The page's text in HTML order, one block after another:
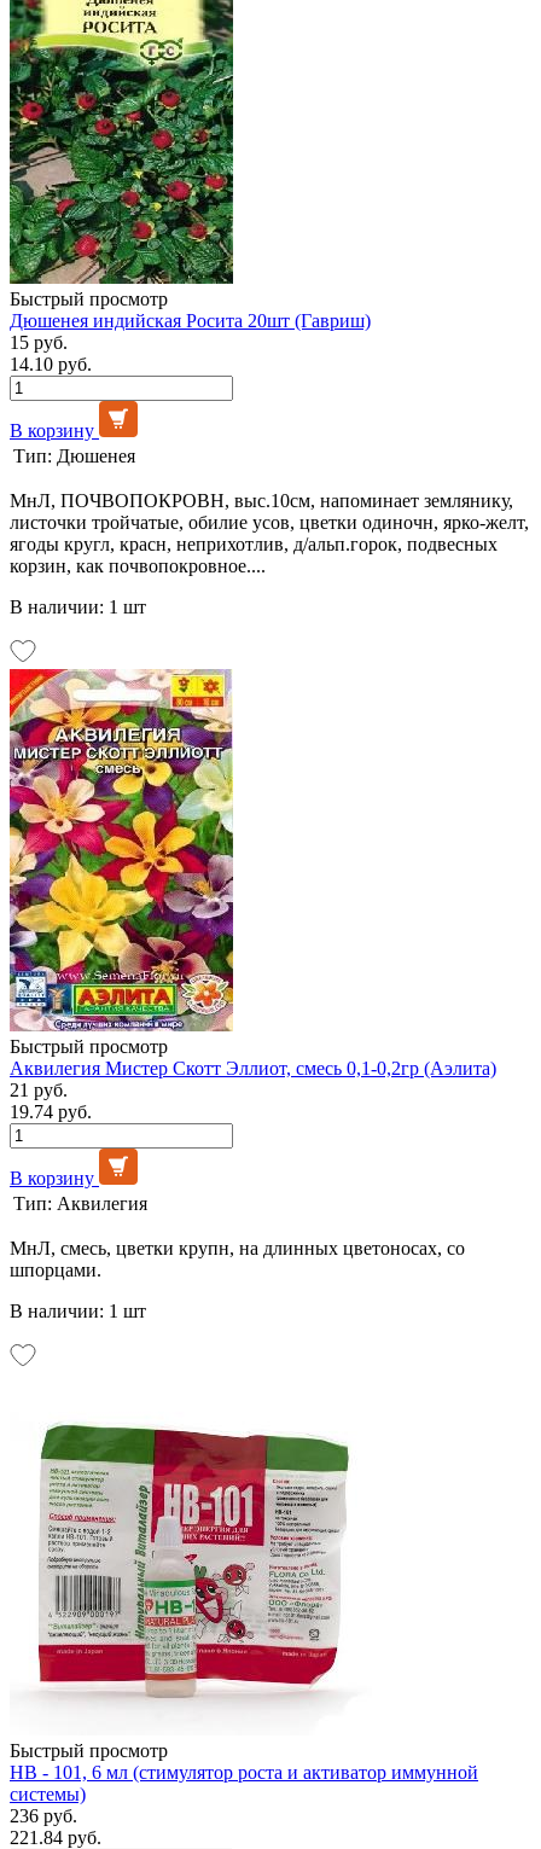
Быстрый просмотр
Дюшенея индийская Росита 20шт (Гавриш)
15 руб.
14.10 руб.
В корзину
Тип: Дюшенея
МнЛ, ПОЧВОПОКРОВН, выс.10см, напоминает землянику,
листочки тройчатые, обилие усов, цветки одиночн, ярко-желт,
ягоды кругл, красн, неприхотлив, д/альп.горок, подвесных
корзин, как почвопокровное....
В наличии: 1 шт
Быстрый просмотр
Аквилегия Мистер Скотт Эллиот, смесь 0,1-0,2гр (Аэлита)
21 руб.
19.74 руб.
В корзину
Тип: Аквилегия
МнЛ, смесь, цветки крупн, на длинных цветоносах, со
шпорцами.
В наличии: 1 шт
Быстрый просмотр
НВ - 101, 6 мл (стимулятор роста и активатор иммунной
системы)
236 руб.
221.84 руб.